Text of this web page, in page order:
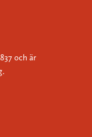
och är